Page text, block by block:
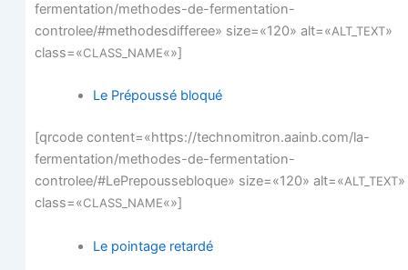
fermentation/methodes-de-fermentation-
controlee/#methodesdifferee» size=«120» alt=«ALT_TEXT»
class=«CLASS_NAME«»]
Le Pré­pous­sé bloqué
[qrcode content=«https://technomitron.aainb.com/la-
fermentation/methodes-de-fermentation-
controlee/#LePrepoussebloque» size=«120» alt=«ALT_TEXT»
class=«CLASS_NAME«»]
Le poin­tage retardé